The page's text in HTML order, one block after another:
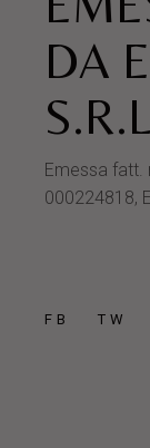
DA
Emessa fatt.
000224818,
FB TW